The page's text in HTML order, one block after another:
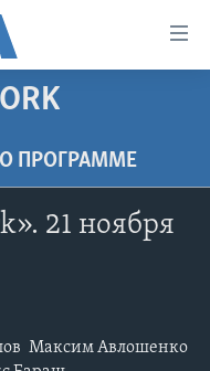
O ПРОГРАММЕ
21 ноября
Максим Авлошенко